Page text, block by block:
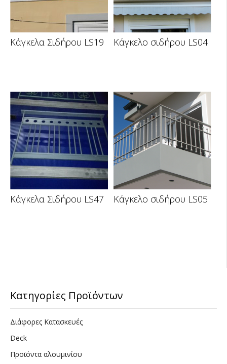
Κάγκελα Σιδήρου LS19 Κάγκελο σιδήρου LS04
Κάγκελα Σιδήρου LS47 Κάγκελο σιδήρου LS05
Κατηγορίες Προϊόντων
Διάφορες Κατασκευές
Deck
Προϊόντα αλουμινίου